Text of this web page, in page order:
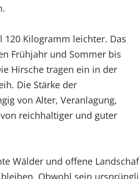
Kilogramm leichter. Das
Frühjahr und Sommer bis
Hirsche tragen ein in der
Die Stärke der
von Alter, Veranlagung,
reichhaltiger und guter
Wälder und offene
Obwohl sein